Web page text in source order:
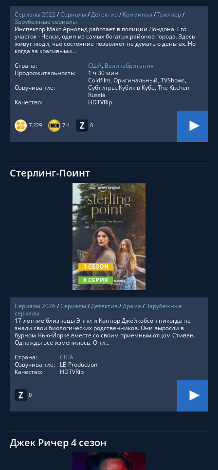
Сериалы 2022 /Сериалы/Детектив/ Криминал /Триллер/
Зарубежные сериалы
7.229 7.4 0
Инспектор Макс Арнольд работает в полиции Лондона. Его
участок - Челси, один из самых богатых районов города. Здесь
живут люди, чье состояние позволяет не думать о деньгах. Но
когда за красивыми...
Страна:
США, Великобритания
Продолжительность:
1 ч 30 мин
Озвучивание:
Coldfilm, Оригинальный, TVShows,
Субтитры, Кубик в Кубе, The Kitchen
Russia
Качество:
HDTVRip
Стерлинг-Поинт
1 СЕЗОН
8 СЕРИЯ
СМОТРЕТЬ ОНЛАЙН
Сериалы 2026/Сериалы/Детектив/Драма /Зарубежные
сериалы
0
17-летние близнецы Энни и Коннор Джейкобсон никогда не
знали свои биологических родственников. Они выросли в
бурном Нью-Йорке вместе со своим приемным отцом Стивен.
Однажды все изменилось. Они...
Страна:
США
Озвучивание:
LE-Production
Качество:
HDTVRip
Джек Ричер 4 сезон